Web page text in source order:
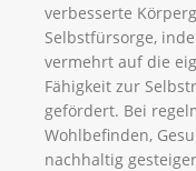
verbesserte
Selbstfürsorge,
vermehrt auf die
Fähigkeit zur
gefördert. Bei
Wohlbefinden,
nachhaltig